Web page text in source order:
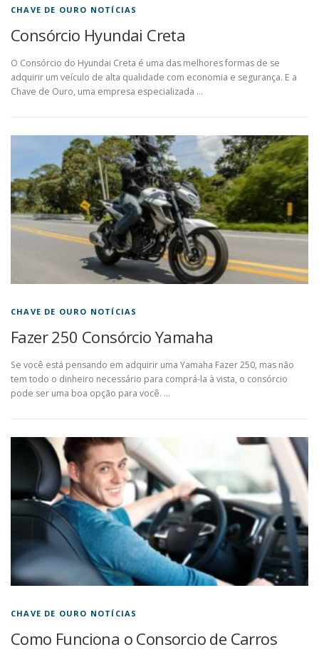
CHAVE DE OURO NOTÍCIAS
Consórcio Hyundai Creta
O Consórcio do Hyundai Creta é uma das melhores formas de se
adquirir um veículo de alta qualidade com economia e segurança. E a
Chave de Ouro, uma empresa especializada …
CHAVE DE OURO NOTÍCIAS
Fazer 250 Consórcio Yamaha
Se você está pensando em adquirir uma Yamaha Fazer 250, mas não
tem todo o dinheiro necessário para comprá-la à vista, o consórcio
pode ser uma boa opção para você. …
CHAVE DE OURO NOTÍCIAS
Como Funciona o Consorcio de Carros